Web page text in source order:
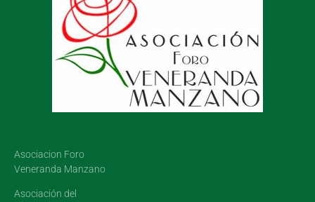
Asociacion Foro
Veneranda Manzano
Asociación del